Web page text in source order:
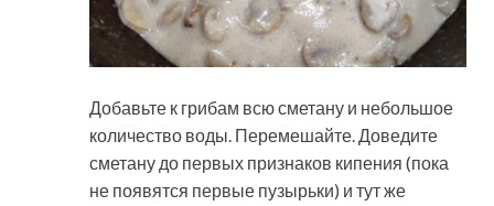
Добавьте к грибам всю сметану и небольшое
количество воды. Перемешайте. Доведите
сметану до первых признаков кипения (пока
не появятся первые пузырьки) и тут же